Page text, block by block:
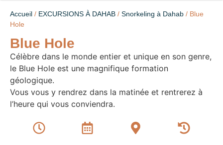
Accueil / EXCURSIONS À DAHAB / Snorkeling à Dahab / Blue
Hole
Blue Hole
Célèbre dans le monde entier et unique en son genre,
le Blue Hole est une magnifique formation
géologique.
Vous vous y rendrez dans la matinée et rentrerez à
l’heure qui vous conviendra.